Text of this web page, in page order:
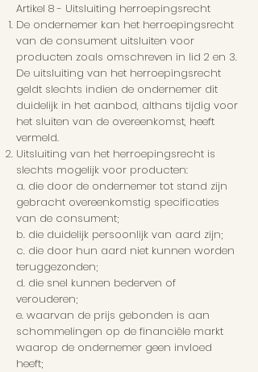
Artikel 8 - Uitsluiting herroepingsrecht
De ondernemer kan het herroepingsrecht
van de consument uitsluiten voor
producten zoals omschreven in lid 2 en 3.
De uitsluiting van het herroepingsrecht
geldt slechts indien de ondernemer dit
duidelijk in het aanbod, althans tijdig voor
het sluiten van de overeenkomst, heeft
vermeld.
Uitsluiting van het herroepingsrecht is
slechts mogelijk voor producten:
a. die door de ondernemer tot stand zijn
gebracht overeenkomstig specificaties
van de consument;
b. die duidelijk persoonlijk van aard zijn;
c. die door hun aard niet kunnen worden
teruggezonden;
d. die snel kunnen bederven of
verouderen;
e. waarvan de prijs gebonden is aan
schommelingen op de financiële markt
waarop de ondernemer geen invloed
heeft;